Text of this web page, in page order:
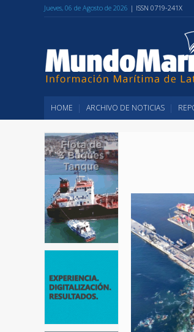
Jueves, 06 de Agosto de 2026 | ISSN 0719-241X
HOME ARCHIVO DE NOTICIAS